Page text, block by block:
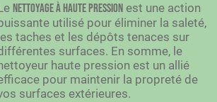
nettoyage à haute pression est une action
utilisé pour éliminer la saleté,
les taches et les dépôts tenaces sur
surfaces. En somme, le
haute pression est un allié
pour maintenir la propreté de
surfaces extérieures.